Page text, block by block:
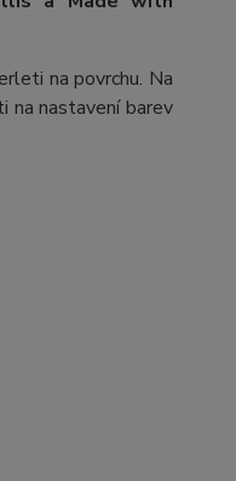
na povrchu. Na
na nastavení barev